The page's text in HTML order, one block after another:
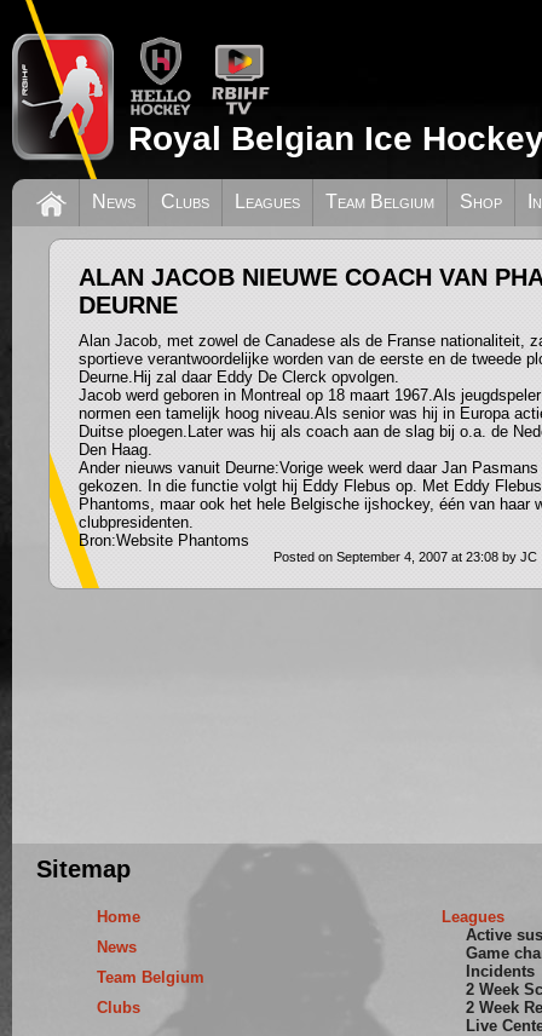
Royal Belgian Ice
News Clubs Leagues Team Belgium Shop
ALAN JACOB NIEUWE COACH VAN
DEURNE
Alan Jacob, met zowel de Canadese als de Franse nationaliteit,
sportieve verantwoordelijke worden van de eerste en de tweede
Deurne.Hij zal daar Eddy De Clerck opvolgen.
Jacob werd geboren in Montreal op 18 maart 1967.Als
normen een tamelijk hoog niveau.Als senior was hij in Europa
Duitse ploegen.Later was hij als coach aan de slag bij o.a. de
Den Haag.
Ander nieuws vanuit Deurne:Vorige week werd daar Jan
gekozen. In die functie volgt hij Eddy Flebus op. Met Eddy
Phantoms, maar ook het hele Belgische ijshockey, één van haar
clubpresidenten.
Bron:Website Phantoms
Posted on September 4, 2007 at 23:08 by JC
Sitemap
Home
News
Team Belgium
Clubs
Leagues
Active
Game
Incidents
2 Week
2 Week
Live